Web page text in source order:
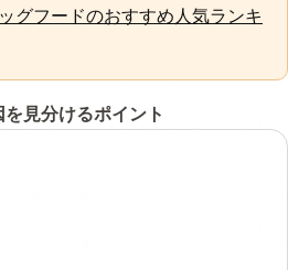
グフードのおすすめ人気ランキ
見分けるポイント